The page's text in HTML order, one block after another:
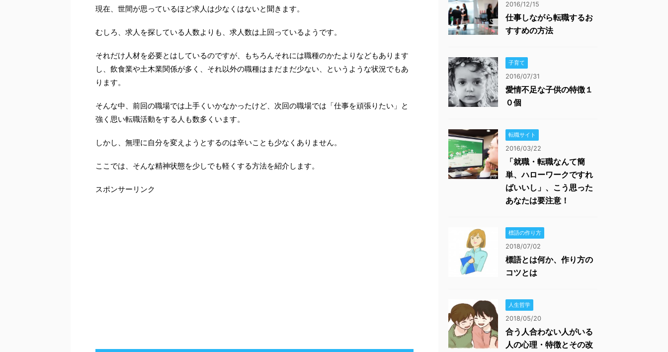
現在、世間が思っているほど求人は少なくはないと聞きます。
むしろ、求人を探している人数よりも、求人数は上回っているようです。
それだけ人材を必要とはしているのですが、もちろんそれには職種のかたよりなどもあります
し、飲食業や土木業関係が多く、それ以外の職種はまだまだ少ない、というような状況でもあ
ります。
そんな中、前回の職場では上手くいかなかったけど、次回の職場では「仕事を頑張りたい」と
強く思い転職活動をする人も数多くいます。
しかし、無理に自分を変えようとするのは辛いことも少なくありません。
ここでは、そんな精神状態を少しでも軽くする方法を紹介します。
スポンサーリンク
2016/12/15
仕事しながら転職するお
すすめの方法
子育て
2016/07/31
愛情不足な子供の特徴１
０個
転職サイト
2016/03/22
「就職・転職なんて簡
単、ハローワークですれ
ばいいし」、こう思った
あなたは要注意！
標語の作り方
2018/07/02
標語とは何か、作り方の
コツとは
人生哲学
2018/05/20
合う人合わない人がいる
人の心理・特徴とその改